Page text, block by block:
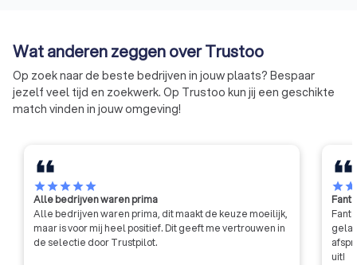
dienstverlening. Met leden
verspreid over heel Nederland,
benadrukt VVNL kernwaarden
van gelijkheid, transparantie, en
kwaliteit.
WPBR-register
welke organisaties
geldige
Deze bedrijven
recherchebureaus
samen te werken
vergunninghouder
register ben je
legale en
Wat anderen zeggen over Trustoo
Op zoek naar de beste bedrijven in jouw plaats? Bespaar
jezelf veel tijd en zoekwerk. Op Trustoo kun jij een geschikte
match vinden in jouw omgeving!
starstarstarstarstar
Alle bedrijven waren prima
Alle bedrijven waren prima, dit maakt de keuze moeilijk,
maar is voor mij heel positief. Dit geeft me vertrouwen in
de selectie door Trustpilot.
starstar
uit!